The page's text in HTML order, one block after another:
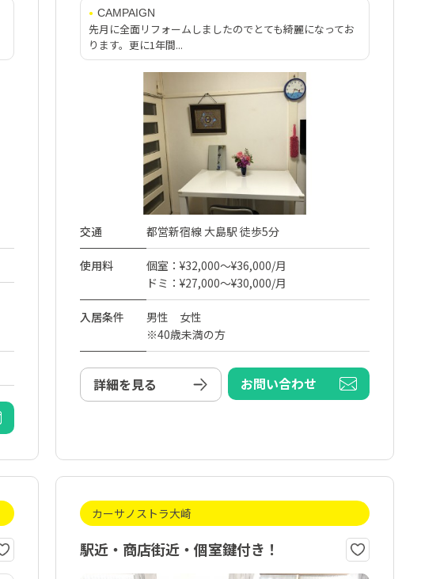
CAMPAIGN
先月に全面リフォームしましたのでとても綺麗になってお
ります。更に1年間...
交通 都営新宿線 大島駅 徒歩5分
使用料
個室：¥32,000～¥36,000/月
ドミ：¥27,000～¥30,000/月
入居条件
男性 女性
※40歳未満の方
詳細を見る お問い合わせ
カーサノストラ大崎
駅近・商店街近・個室鍵付き！